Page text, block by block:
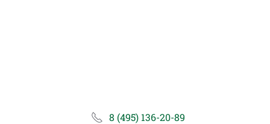
8 (495) 136-20-89